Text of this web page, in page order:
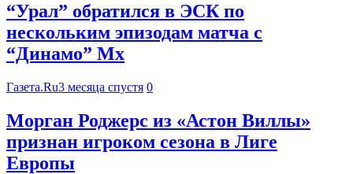
“Урал” обратился в ЭСК по
нескольким эпизодам матча с
“Динамо” Мх
Газета.Ru3 месяца спустя 0
Морган Роджерс из «Астон Виллы»
признан игроком сезона в Лиге
Европы